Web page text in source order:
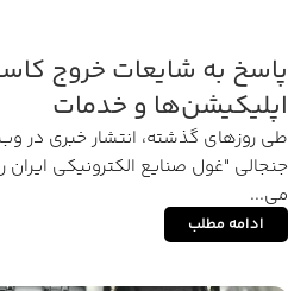
پاسخ به شایعات خروج
اپلیکیشن‌ها و خدمات
طی روزهای گذشته، انتشار خبری در
جنجالی "غول صنایع الکترونیکی ایران
می...
ادامه مطلب